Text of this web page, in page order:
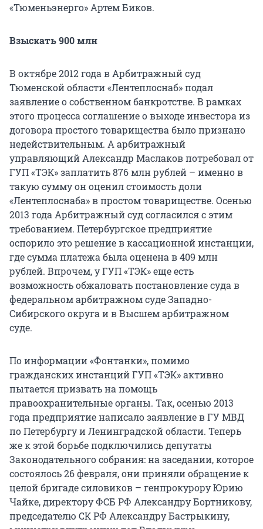
«Тюменьэнерго» Артем Биков.
Взыскать 900 млн
В октябре 2012 года в Арбитражный суд
Тюменской области «Лентеплоснаб» подал
заявление о собственном банкротстве. В рамках
этого процесса соглашение о выходе инвестора из
договора простого товарищества было признано
недействительным. А арбитражный
управляющий Александр Маслаков потребовал от
ГУП «ТЭК» заплатить 876 млн рублей – именно в
такую сумму он оценил стоимость доли
«Лентеплоснаба» в простом товариществе. Осенью
2013 года Арбитражный суд согласился с этим
требованием. Петербургское предприятие
оспорило это решение в кассационной инстанции,
где сумма платежа была оценена в 409 млн
рублей. Впрочем, у ГУП «ТЭК» еще есть
возможность обжаловать постановление суда в
федеральном арбитражном суде Западно-
Сибирского округа и в Высшем арбитражном
суде.
По информации «Фонтанки», помимо
гражданских инстанций ГУП «ТЭК» активно
пытается призвать на помощь
правоохранительные органы. Так, осенью 2013
года предприятие написало заявление в ГУ МВД
по Петербургу и Ленинградской области. Теперь
же к этой борьбе подключились депутаты
Законодательного собрания: на заседании, которое
состоялось 26 февраля, они приняли обращение к
целой бригаде силовиков – генпрокурору Юрию
Чайке, директору ФСБ РФ Александру Бортникову,
председателю СК РФ Александру Бастрыкину,